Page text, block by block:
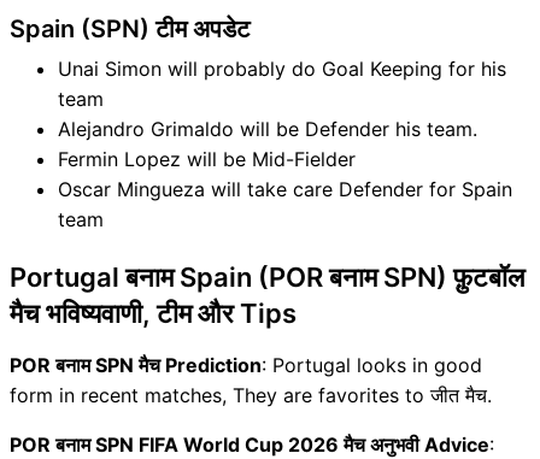
Spain (SPN) टीम अपडेट
Unai Simon will probably do Goal Keeping for his
team
Alejandro Grimaldo will be Defender his team.
Fermin Lopez will be Mid-Fielder
Oscar Mingueza will take care Defender for Spain
team
Portugal बनाम Spain (POR बनाम SPN) फ़ुटबॉल
मैच भविष्यवाणी, टीम और Tips
POR बनाम SPN मैच Prediction: Portugal looks in good
form in recent matches, They are favorites to जीत मैच.
POR बनाम SPN FIFA World Cup 2026 मैच अनुभवी Advice: